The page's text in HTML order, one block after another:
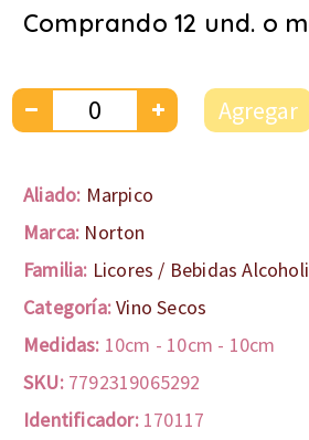
Comprando 12 und. o
Agregar
Aliado: Marpico
Marca: Norton
Familia: Licores / Bebidas
Categoría:Vino Secos
Medidas: 10cm - 10cm - 10cm
SKU: 7792319065292
Identificador: 170117